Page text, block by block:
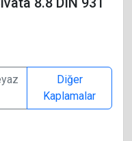
Diğer
Kaplamalar